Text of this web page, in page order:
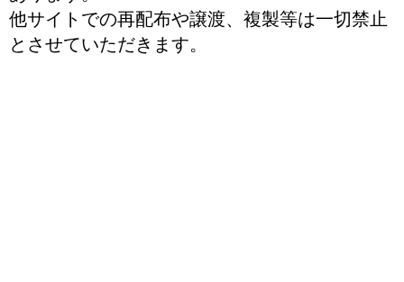
他サイトでの再配布や譲渡、複製等は一切禁止
とさせていただきます。